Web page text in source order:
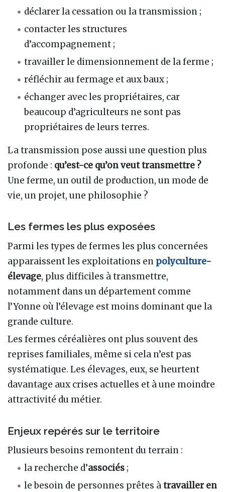
déclarer la cessation ou la transmission ;
contacter les structures
d’accompagnement ;
travailler le dimensionnement de la ferme ;
réfléchir au fermage et aux baux ;
échanger avec les propriétaires, car
beaucoup d’agriculteurs ne sont pas
propriétaires de leurs terres.
La transmission pose aussi une question plus
profonde : qu’est-ce qu’on veut transmettre ?
Une ferme, un outil de production, un mode de
vie, un projet, une philosophie ?
Les fermes les plus exposées
Parmi les types de fermes les plus concernées
apparaissent les exploitations en polyculture-
élevage, plus difficiles à transmettre,
notamment dans un département comme
l’Yonne où l’élevage est moins dominant que la
grande culture.
Les fermes céréalières ont plus souvent des
reprises familiales, même si cela n’est pas
systématique. Les élevages, eux, se heurtent
davantage aux crises actuelles et à une moindre
attractivité du métier.
Enjeux repérés sur le territoire
Plusieurs besoins remontent du terrain :
la recherche d’associés ;
le besoin de personnes prêtes àtravailler en